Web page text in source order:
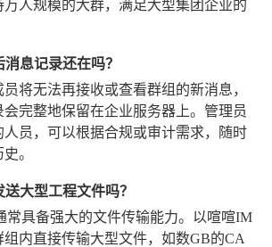
人规模的大群，满足大型集团企业的
息记录还在吗？
将无法再接收或查看群组的新消息，
完整地保留在企业服务器上。管理员
人员，可以根据合规或审计需求，随时
。
大型工程文件吗？
常具备强大的文件传输能力。以喧喧IM
内直接传输大型文件，如数GB的CA